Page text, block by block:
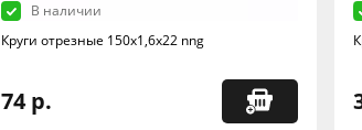
В наличии
Круги отрезные 150х1,6х22 nng
74 р.